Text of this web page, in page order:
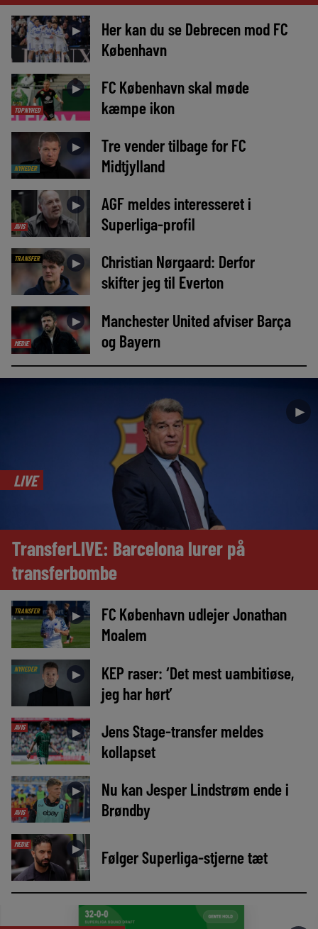
►
Her kan du se Debrecen mod FC
København
TOPNYHED
►
FC København skal møde
kæmpe ikon
NYHEDER
►
Tre vender tilbage for FC
Midtjylland
AVIS
►
AGF meldes interesseret i
Superliga-profil
TRANSFER ►
Christian Nørgaard: Derfor
skifter jeg til Everton
MEDIE
►
Manchester United afviser Barça
og Bayern
►
LIVE
TransferLIVE: Barcelona lurer på
transferbombe
TRANSFER ►
FC København udlejer Jonathan
Moalem
NYHEDER ►
KEP raser: ‘Det mest uambitiøse,
jeg har hørt’
AVIS ►
Jens Stage-transfer meldes
kollapset
AVIS
►
Nu kan Jesper Lindstrøm ende i
Brøndby
MEDIE ► Følger Superliga-stjerne tæt